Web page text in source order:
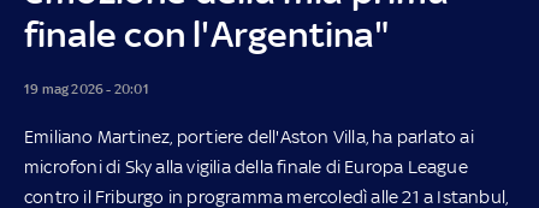
finale con l'Argentina"
19 mag 2026 - 20:01
Emiliano Martinez, portiere dell'Aston Villa, ha parlato ai
microfoni di Sky alla vigilia della finale di Europa League
contro il Friburgo in programma mercoledì alle 21 a Istanbul,